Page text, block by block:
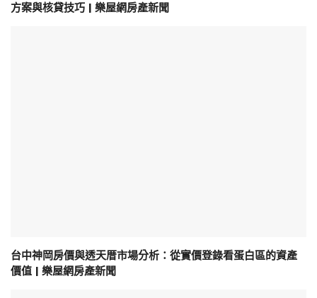
方案與核貸技巧 | 樂屋網房產新聞
台中神岡房價與透天厝市場分析：從實價登錄看蛋白區的資產
價值 | 樂屋網房產新聞